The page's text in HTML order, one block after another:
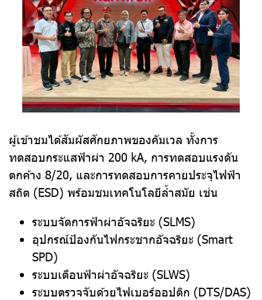
ผู้เข้าชมได้สัมผัสศักยภาพของคัมเวล ทั้งการ
ทดสอบกระแสฟ้าผ่า 200 kA, การทดสอบแรงดัน
ตกค้าง 8/20, และการทดสอบการคายประจุไฟฟ้า
สถิต (ESD) พร้อมชมเทคโนโลยีล้ำสมัย เช่น
ระบบจัดการฟ้าผ่าอัจฉริยะ (SLMS)
อุปกรณ์ป้องกันไฟกระชากอัจฉริยะ (Smart
SPD)
ระบบเตือนฟ้าผ่าอัจฉริยะ (SLWS)
ระบบตรวจจับด้วยไฟเบอร์ออปติก (DTS/DAS)